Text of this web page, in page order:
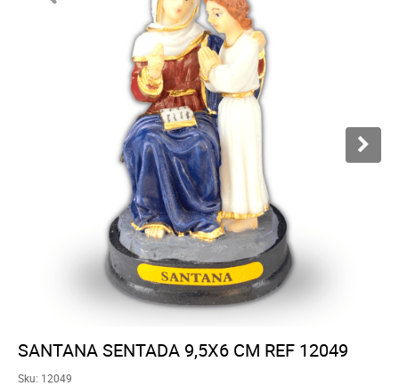
SANTANA SENTADA 9,5X6 CM REF 12049
Sku: 12049